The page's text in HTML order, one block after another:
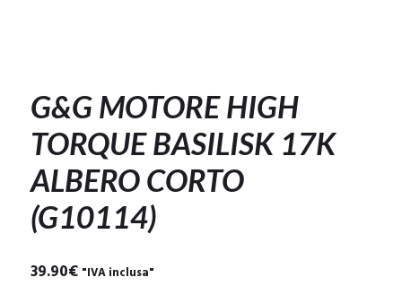
G&G MOTORE HIGH
TORQUE BASILISK 17K
ALBERO CORTO
(G10114)
39.90€ "IVA inclusa"